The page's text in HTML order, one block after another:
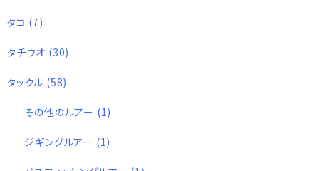
タコ (7)
タチウオ (30)
タックル (58)
その他のルアー (1)
ジギングルアー (1)